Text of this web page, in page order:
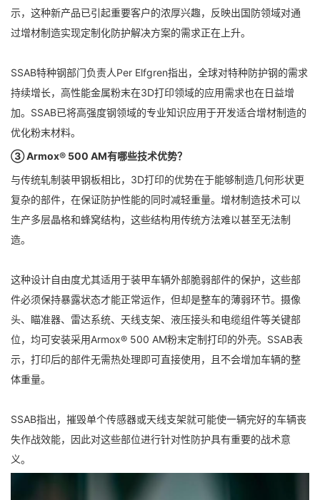
示，这种新产品已引起重要客户的浓厚兴趣，反映出国防领域对通
过增材制造实现定制化防护解决方案的需求正在上升。
SSAB特种钢部门负责人Per Elfgren指出，全球对特种防护钢的需求
持续增长，高性能金属粉末在3D打印领域的应用需求也在日益增
加。SSAB已将高强度钢领域的专业知识应用于开发适合增材制造的
优化粉末材料。
③ Armox® 500 AM有哪些技术优势？
与传统轧制装甲钢板相比，3D打印的优势在于能够制造几何形状更
复杂的部件，在保证防护性能的同时减轻重量。增材制造技术可以
生产多层晶格和蜂窝结构，这些结构用传统方法难以甚至无法制
造。
这种设计自由度尤其适用于装甲车辆外部脆弱部件的保护，这些部
件必须保持暴露状态才能正常运作，但却是整车的薄弱环节。摄像
头、瞄准器、雷达系统、天线支架、液压接头和电缆组件等关键部
位，均可安装采用Armox® 500 AM粉末定制打印的外壳。SSAB表
示，打印后的部件无需热处理即可直接使用，且不会增加车辆的整
体重量。
SSAB指出，摧毁单个传感器或天线支架就可能使一辆完好的车辆丧
失作战效能，因此对这些部位进行针对性防护具有重要的战术意
义。